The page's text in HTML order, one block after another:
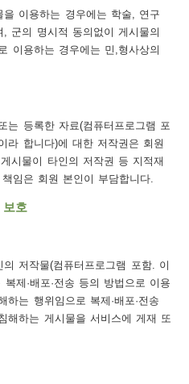
이용하는 경우에는 학술, 연구
군의 명시적 동의없이 게시물의
이용하는 경우에는 민,형사상의
는 등록한 자료(컴퓨터프로그램 포
라 합니다)에 대한 저작권은 회원
시물이 타인의 저작권 등 지적재
임은 회원 본인이 부담합니다.
호
저작물(컴퓨터프로그램 포함. 이
제·배포·전송 등의 방법으로 이용
는 행위임으로 복제·배포·전송
해하는 게시물을 서비스에 게재 또